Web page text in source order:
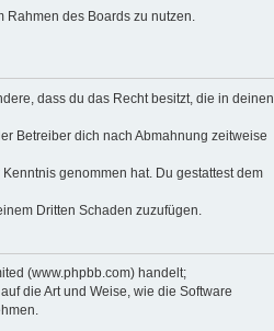
Rahmen des Boards zu nutzen.
dass du das Recht besitzt, die in deinen
Betreiber dich nach Abmahnung zeitweise
genommen hat. Du gestattest dem
Dritten Schaden zuzufügen.
(www.phpbb.com) handelt;
die Art und Weise, wie die Software